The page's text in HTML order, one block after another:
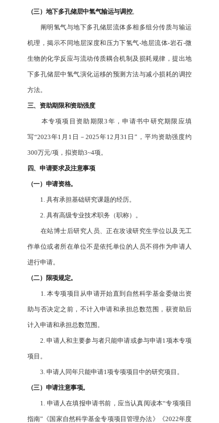
（三）地下多孔储层中氢气输运与调控。
阐明氢气与地下多孔储层流体多相多组分传质与输运
机理，揭示不同地层深度和压力下氢气-地层流体-岩石-微
生物的化学反应与流动传质耦合机制及损耗规律，提出地
下多孔储层中氢气演化运移的预测方法与减小损耗的调控
方法。
三、资助期限和资助强度
本专项项目资助期限3年，申请书中研究期限应填
写“2023年1月1日－2025年12月31日”，平均资助强度约
300万元/项，拟资助3~4项。
四、申请要求及注意事项
（一）申请资格。
1. 具有承担基础研究课题的经历。
2. 具有高级专业技术职务（职称）。
在站博士后研究人员、正在攻读研究生学位以及无工
作单位或者所在单位不是依托单位的人员不得作为申请人
进行申请。
（二）限项规定。
1. 本专项项目从申请开始直到自然科学基金委做出资
助与否决定之前，不计入申请和承担总数范围，获资助后
计入申请和承担总数范围。
2. 申请人和主要参与者只能申请或参与申请1项本专项
项目。
3. 申请人同年只能申请1项专项项目中的研究项目。
（三）申请注意事项。
1. 申请人在填报申请书前，应当认真阅读本“专项项目
指南”《国家自然科学基金专项项目管理办法》《2022年度